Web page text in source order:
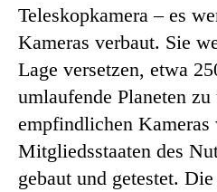
Teleskopkamera – es
Kameras verbaut. Sie
Lage versetzen, etwa
umlaufende Planeten
empfindlichen Kameras
Mitgliedsstaaten des
gebaut und getestet.